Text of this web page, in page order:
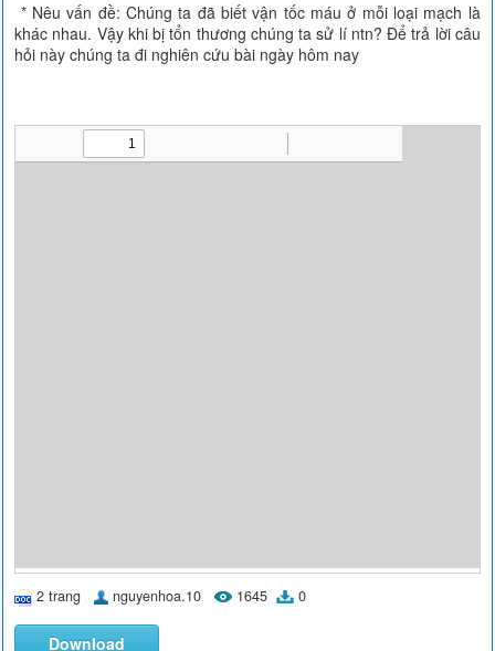
* Nêu vấn đề: Chúng ta đã biết vận tốc máu ở mỗi loại mạch là
khác nhau. Vậy khi bị tổn thương chúng ta sử lí ntn? Để trả lời câu
hỏi này chúng ta đi nghiên cứu bài ngày hôm nay
2 trang nguyenhoa.10 1645 0
Download